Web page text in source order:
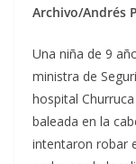
Archivo/Andrés
Una niña de 9
ministra de
hospital
baleada en la
intentaron robar